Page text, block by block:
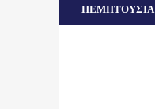
ΠΕΜΠΤΟΥΣΙΑ